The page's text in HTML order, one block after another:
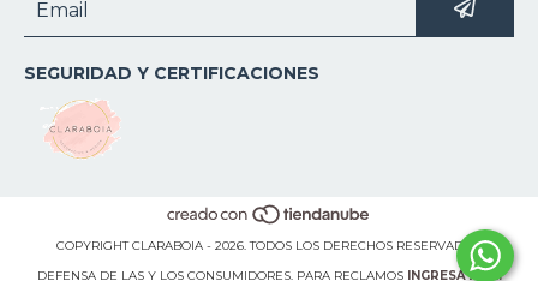
SEGURIDAD Y CERTIFICACIONES
COPYRIGHT CLARABOIA - 2026. TODOS LOS DERECHOS RESERVADOS.
DEFENSA DE LAS Y LOS CONSUMIDORES. PARA RECLAMOS
INGRESÁ ACÁ.